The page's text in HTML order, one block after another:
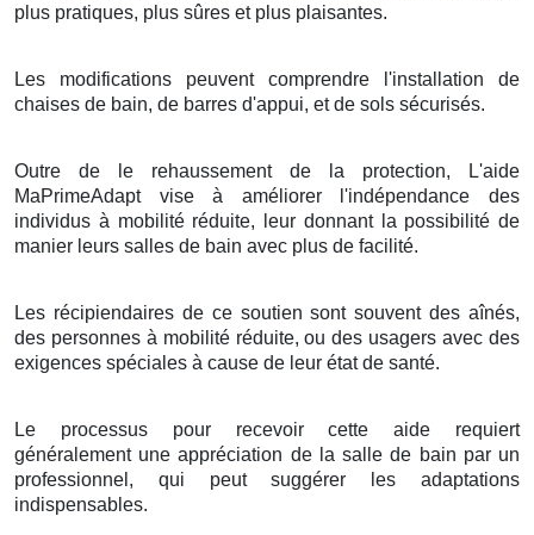
plus pratiques, plus sûres et plus plaisantes.
Les modifications peuvent comprendre l'installation de
chaises de bain, de barres d'appui, et de sols sécurisés.
Outre de le rehaussement de la protection, L'aide
MaPrimeAdapt vise à améliorer l'indépendance des
individus à mobilité réduite, leur donnant la possibilité de
manier leurs salles de bain avec plus de facilité.
Les récipiendaires de ce soutien sont souvent des aînés,
des personnes à mobilité réduite, ou des usagers avec des
exigences spéciales à cause de leur état de santé.
Le processus pour recevoir cette aide requiert
généralement une appréciation de la salle de bain par un
professionnel, qui peut suggérer les adaptations
indispensables.